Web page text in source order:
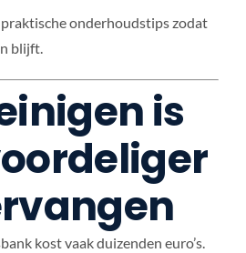
onderhoudstips zodat
blijft.
is
kost vaak duizenden euro’s.